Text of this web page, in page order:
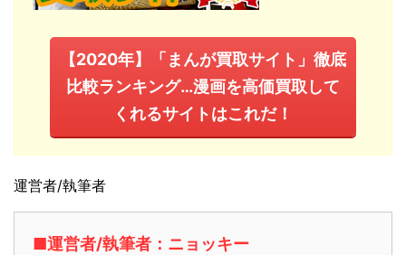
【2020年】「まんが買取サイト」徹底
比較ランキング…漫画を高価買取して
くれるサイトはこれだ！
運営者/執筆者
■運営者/執筆者：ニョッキー